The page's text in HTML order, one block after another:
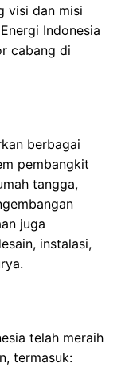
visi dan misi
Indonesia
cabang di
berbagai
pembangkit
tangga,
juga
instalasi,
telah meraih
termasuk: